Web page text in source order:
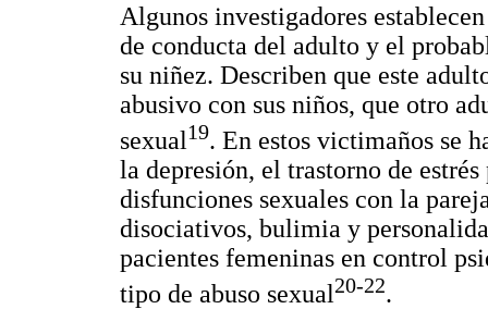
Algunos investigadores
de conducta del adulto y el
su niñez. Describen que este
abusivo con sus niños, que otro
sexual19. En estos victimaños se
la depresión, el trastorno de
disfunciones sexuales con la
disociativos, bulimia y
pacientes femeninas en control
tipo de abuso sexual20-22.